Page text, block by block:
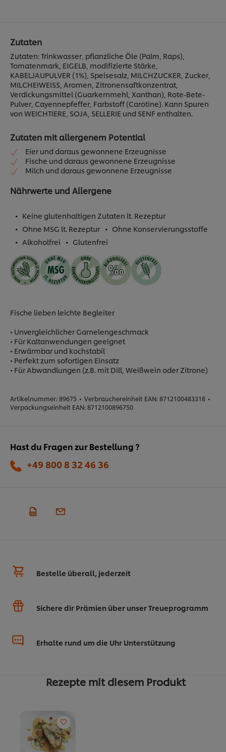
Zutaten
Zutaten: Trinkwasser, pflanzliche Öle (Palm, Raps),
Tomatenmark, EIGELB, modifizierte Stärke,
KABELJAUPULVER (1%), Speisesalz, MILCHZUCKER, Zucker,
MILCHEIWEISS, Aromen, Zitronensaftkonzentrat,
Verdickungsmittel (Guarkernmehl, Xanthan), Rote-Bete-
Pulver, Cayennepfeffer, Farbstoff (Carotine). Kann Spuren
von WEICHTIERE, SOJA, SELLERIE und SENF enthalten.
Zutaten mit allergenem Potential
Eier und daraus gewonnene Erzeugnisse
Fische und daraus gewonnene Erzeugnisse
Milch und daraus gewonnene Erzeugnisse
Nährwerte und Allergene
Keine glutenhaltigen Zutaten lt. Rezeptur
Ohne MSG lt. Rezeptur
Ohne Konservierungsstoffe
Alkoholfrei
Glutenfrei
Fische lieben leichte Begleiter
• Unvergleichlicher Garnelengeschmack
• Für Kaltanwendungen geeignet
• Erwärmbar und kochstabil
• Perfekt zum sofortigen Einsatz
• Für Abwandlungen (z.B. mit Dill, Weißwein oder Zitrone)
Artikelnummer: 89675 • Verbrauchereinheit EAN: 8712100483318 •
Verpackungseinheit EAN: 8712100896750
Hast du Fragen zur Bestellung ?
+49 800 8 32 46 36
Bestelle überall, jederzeit
Sichere dir Prämien über unser Treueprogramm
Erhalte rund um die Uhr Unterstützung
Rezepte mit diesem Produkt